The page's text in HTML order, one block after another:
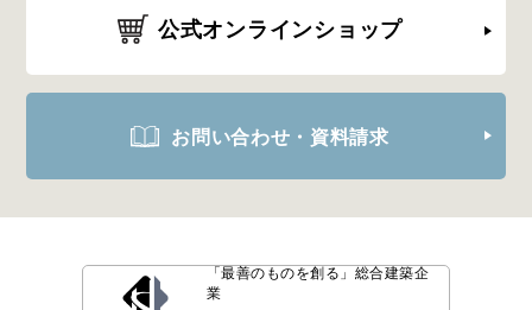
公式オンラインショップ
お問い合わせ・資料請求
「最善のものを創る」 総合建築企
業